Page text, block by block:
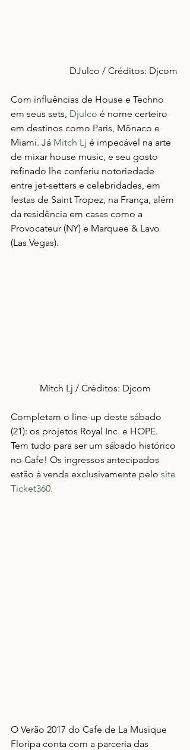
                        DJulco / Créditos: Djcom
Com influências de House e Techno
em seus sets, Djulco é nome certeiro
em destinos como Paris, Mônaco e
Miami. Já Mitch Lj é impecável na arte
de mixar house music, e seu gosto
refinado lhe conferiu notoriedade
entre jet-setters e celebridades, em
festas de Saint Tropez, na França, além
da residência em casas como a
Provocateur (NY) e Marquee & Lavo
(Las Vegas).
Mitch Lj / Créditos: Djcom
Completam o line-up deste sábado
(21): os projetos Royal Inc. e HOPE.
Tem tudo para ser um sábado histórico
no Cafe! Os ingressos antecipados
estão à venda exclusivamente pelo site
Ticket360.
O Verão 2017 do Cafe de La Musique
Floripa conta com a parceria das